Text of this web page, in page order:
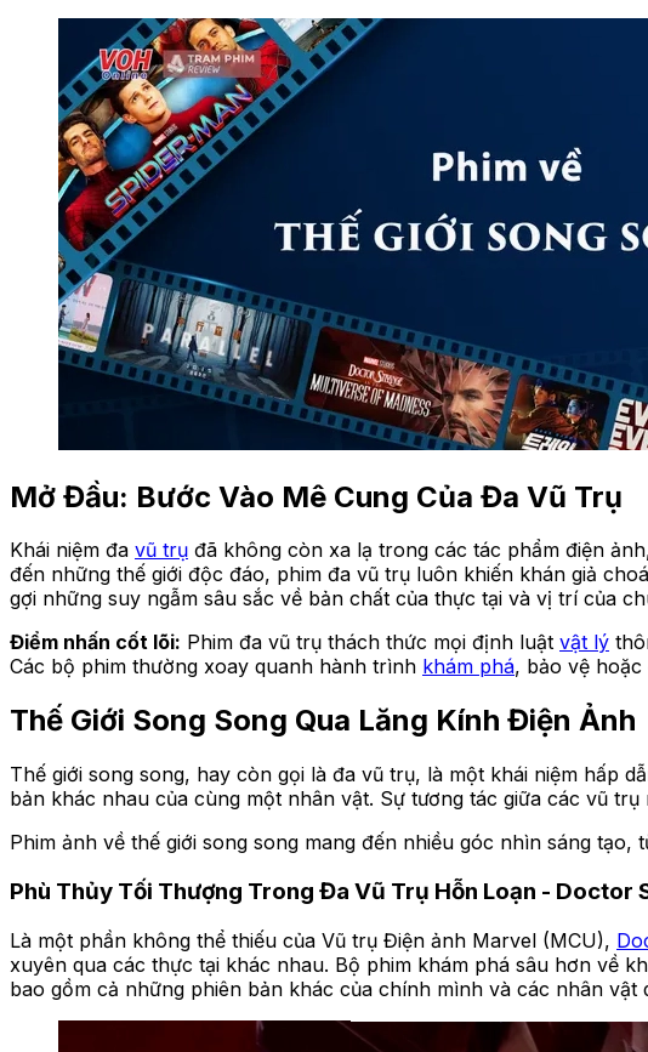
Mở Đầu: Bước Vào Mê Cung Của Đa Vũ Trụ
Khái niệm đa vũ trụ đã không còn xa lạ trong các tác phẩm điện
đến những thế giới độc đáo, phim đa vũ trụ luôn khiến khán giả
gợi những suy ngẫm sâu sắc về bản chất của thực tại và vị trí của
Điểm nhấn cốt lõi: Phim đa vũ trụ thách thức mọi định luật vật lý
Các bộ phim thường xoay quanh hành trình khám phá, bảo vệ
Thế Giới Song Song Qua Lăng Kính Điện Ảnh
Thế giới song song, hay còn gọi là đa vũ trụ, là một khái niệm hấp
bản khác nhau của cùng một nhân vật. Sự tương tác giữa các vũ
Phim ảnh về thế giới song song mang đến nhiều góc nhìn sáng
Phù Thủy Tối Thượng Trong Đa Vũ Trụ Hỗn Loạn -
Là một phần không thể thiếu của Vũ trụ Điện ảnh Marvel (MCU),
xuyên qua các thực tại khác nhau. Bộ phim khám phá sâu hơn về
bao gồm cả những phiên bản khác của chính mình và các nhân vật